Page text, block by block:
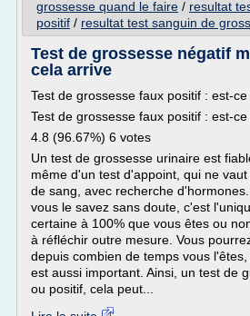
grossesse quand le faire / resultat
positif / resultat test sanguin de
Test de grossesse négatif
cela arrive
Test de grossesse faux positif : est-
Test de grossesse faux positif : est-
4.8 (96.67%) 6 votes
Un test de grossesse urinaire est
même d'un test d'appoint, qui ne
de sang, avec recherche
vous le savez sans doute, c'est
certaine à 100% que vous êtes ou
à réfléchir outre mesure. Vous
depuis combien de temps vous
est aussi important. Ainsi, un test de
ou positif, cela peut...